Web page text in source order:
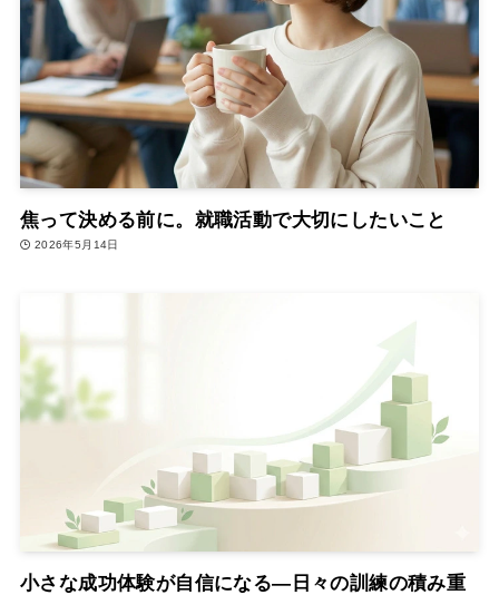
焦って決める前に。就職活動で大切にしたいこと
2026年5月14日
小さな成功体験が自信になる―日々の訓練の積み重